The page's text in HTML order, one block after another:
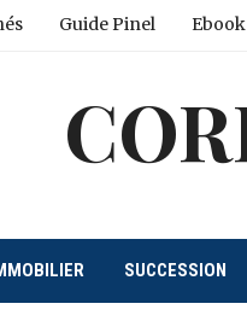
Guide Pinel
SUCCESSION